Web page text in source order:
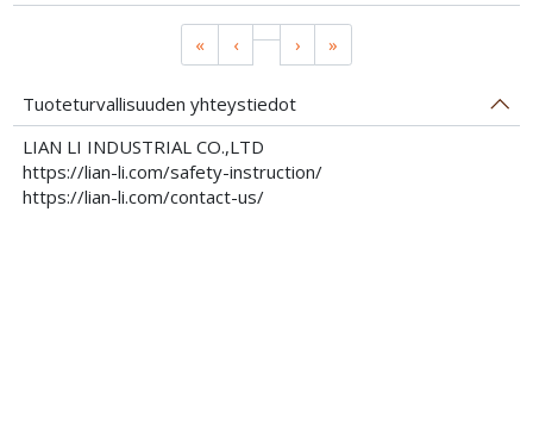
« ‹ › »
Tuoteturvallisuuden yhteystiedot
LIAN LI INDUSTRIAL CO.,LTD
https://lian-li.com/safety-instruction/
https://lian-li.com/contact-us/